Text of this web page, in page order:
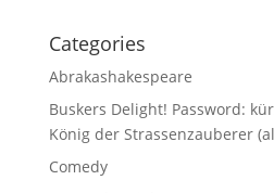
Categories
Abrakashakespeare
Buskers Delight! Password:
König der Strassenzauberer
Comedy